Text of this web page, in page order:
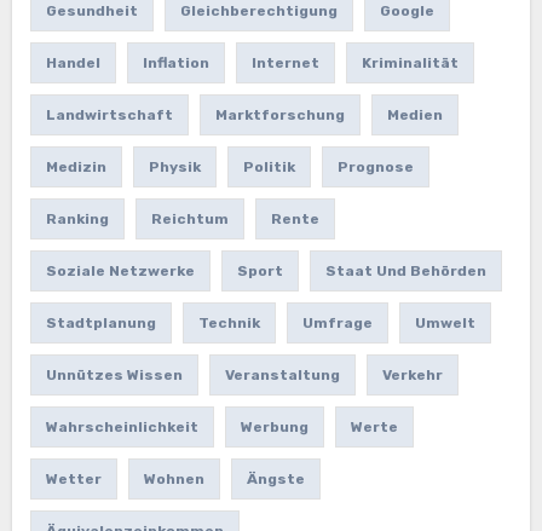
Gesundheit Gleichberechtigung Google
Handel Inflation Internet Kriminalität
Landwirtschaft Marktforschung Medien
Medizin Physik Politik Prognose
Ranking Reichtum Rente
Soziale Netzwerke Sport Staat Und Behörden
Stadtplanung Technik Umfrage Umwelt
Unnützes Wissen Veranstaltung Verkehr
Wahrscheinlichkeit Werbung Werte
Wetter Wohnen Ängste